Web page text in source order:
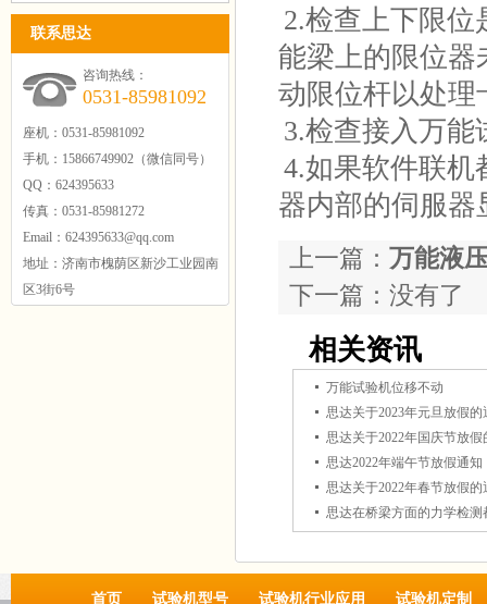
联系思达
咨询热线：
0531-85981092
座机：0531-85981092
手机：15866749902（微信同号）
QQ：624395633
传真：0531-85981272
Email：624395633@qq.com
地址：济南市槐荫区新沙工业园南
区3街6号
2.检查上下限
能梁上的限位器
动限位杆以处理
3.检查接入万能
4.如果软件联机
器内部的伺服器
上一篇： 万能液
下一篇：没有了
相关资讯
万能试验机位移不动
思达关于2023年元旦放假的
思达关于2022年国庆节放假
思达2022年端午节放假通知
思达关于2022年春节放假的
思达在桥梁方面的力学检测
首页 试验机型号 试验机行业应用 试验机定制